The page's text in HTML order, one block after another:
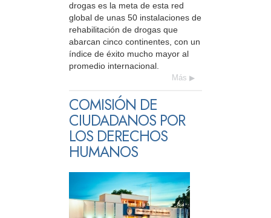
drogas es la meta de esta red
global de unas 50 instalaciones de
rehabilitación de drogas que
abarcan cinco continentes, con un
índice de éxito mucho mayor al
promedio internacional.
Más
COMISIÓN DE
CIUDADANOS POR
LOS DERECHOS
HUMANOS